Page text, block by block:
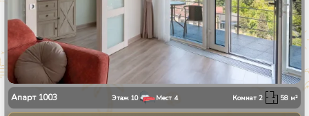
Апарт 1003 Этаж 10 Мест 4 Комнат2 58 м²